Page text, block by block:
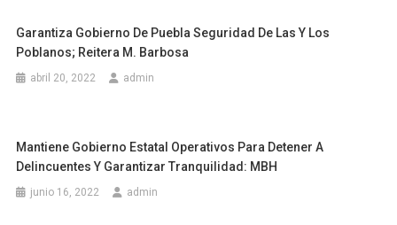
Garantiza Gobierno De Puebla Seguridad De Las Y Los
Poblanos; Reitera M. Barbosa
abril 20, 2022 admin
Mantiene Gobierno Estatal Operativos Para Detener A
Delincuentes Y Garantizar Tranquilidad: MBH
junio 16, 2022 admin